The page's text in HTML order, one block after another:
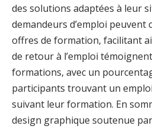
des solutions adaptées à leur
demandeurs d’emploi
offres de formation, facilitant
de retour à l’emploi témoignent
formations, avec un
participants trouvant un
suivant leur formation. En
design graphique soutenue